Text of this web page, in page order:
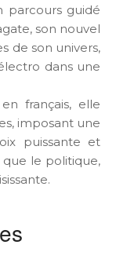
parcours guidé
son nouvel
de son univers,
dans une
français, elle
imposant une
puissante et
que le politique,